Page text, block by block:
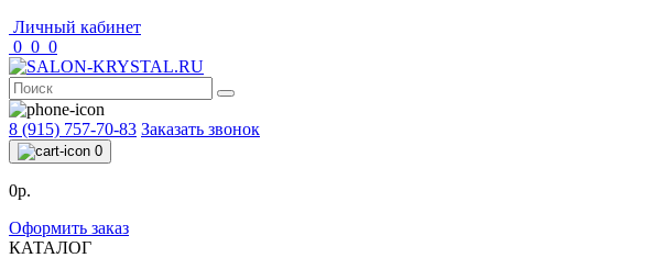
Личный кабинет
0 0 0
8 (915) 757-70-83 Заказать звонок
0
0р.
Оформить заказ
КАТАЛОГ